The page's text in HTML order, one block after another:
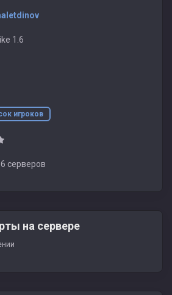
1.6
игроков
серверов
на сервере